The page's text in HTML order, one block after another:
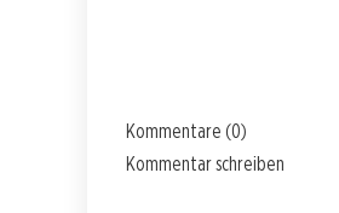
Kommentare (0)
Kommentar schreiben